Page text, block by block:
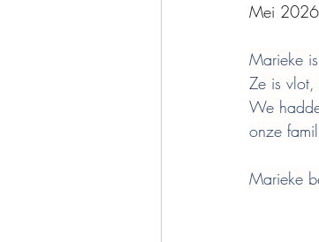
Mei 2026
Marieke
Ze is
We
onze
Marieke